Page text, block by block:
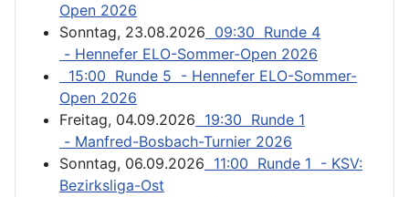
Open 2026
Sonntag, 23.08.2026 09:30 Runde 4
- Hennefer ELO-Sommer-Open 2026
15:00 Runde 5 - Hennefer ELO-Sommer-
Open 2026
Freitag, 04.09.2026 19:30 Runde 1
- Manfred-Bosbach-Turnier 2026
Sonntag, 06.09.2026 11:00 Runde 1 - KSV:
Bezirksliga-Ost